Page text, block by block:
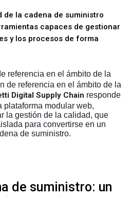
de la cadena de suministro
capaces de gestionar
y los procesos de forma
referencia en el ámbito de la
de referencia en el ámbito de la
Digital Supply Chain responde
plataforma modular web,
la gestión de la calidad, que
para convertirse en un
de suministro.
de suministro: un